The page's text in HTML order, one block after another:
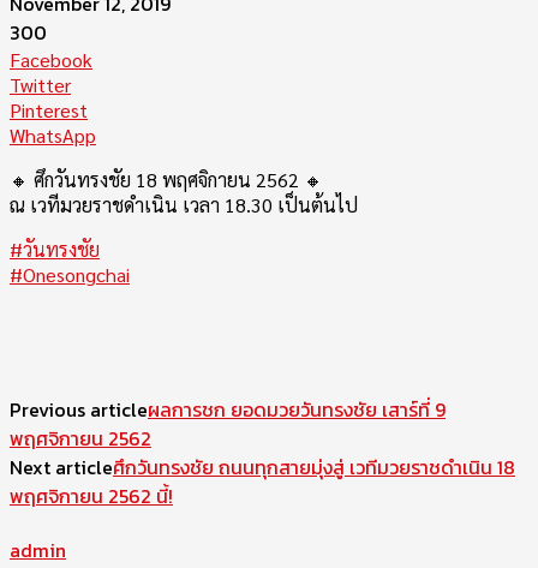
300
Facebook
Twitter
Pinterest
WhatsApp
🔸 ศึกวันทรงชัย 18 พฤศจิกายน 2562 🔸
ณ เวทีมวยราชดำเนิน เวลา 18.30 เป็นต้นไป
#วันทรงชัย
#Onesongchai
Previous articleผลการชก ยอดมวยวันทรงชัย เสาร์ที่ 9
พฤศจิกายน 2562
Next articleศึกวันทรงชัย ถนนทุกสายมุ่งสู่ เวทีมวยราชดำเนิน 18
พฤศจิกายน 2562 นี้!
admin